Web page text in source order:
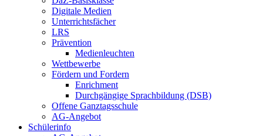
Digitale Medien
Unterrichtsfächer
LRS
Prävention
Medienleuchten
Wettbewerbe
Fördern und Fordern
Enrichment
Durchgängige Sprachbildung (DSB)
Offene Ganztagsschule
AG-Angebot
Schülerinfo